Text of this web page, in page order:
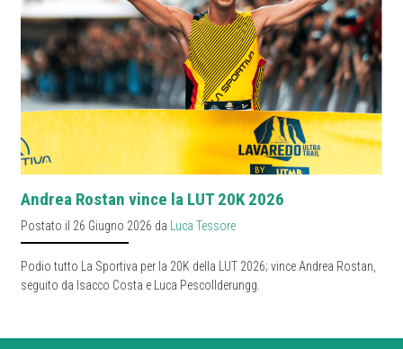
Andrea Rostan vince la LUT 20K 2026
Postato il 26 Giugno 2026 da Luca Tessore
Podio tutto La Sportiva per la 20K della LUT 2026; vince Andrea Rostan,
seguito da Isacco Costa e Luca Pescollderungg.